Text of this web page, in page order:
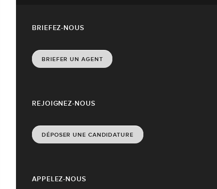
REJOIGNEZ-NOUS
DÉPOSER UNE CANDIDATURE
APPELEZ-NOUS
BRIEFEZ-NOUS
BRIEFER UN AGENT